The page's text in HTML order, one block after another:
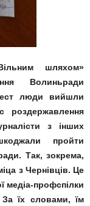
шляхом»
Волиньради
люди вийшли
роздержавлення
з інших
пройти
Так, зокрема,
з Чернівців. Це
медіа-профспілки
їх словами, їм